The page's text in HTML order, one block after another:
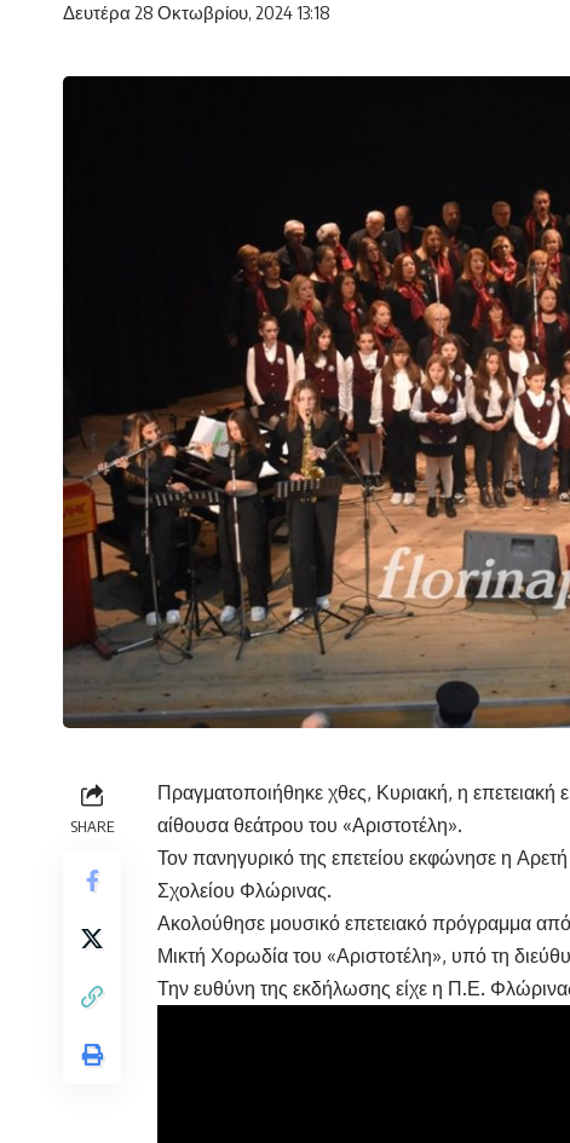
Δευτέρα 28 Οκτωβρίου, 2024 13:18
SHARE
Πραγματοποιήθηκε χθες, Κυριακή, η
αίθουσα θεάτρου του «Αριστοτέλη».
Τον πανηγυρικό της επετείου εκφώνησε η
Σχολείου Φλώρινας.
Ακολούθησε μουσικό επετειακό πρόγραμμα
Μικτή Χορωδία του «Αριστοτέλη», υπό τη
Την ευθύνη της εκδήλωσης είχε η Π.Ε.